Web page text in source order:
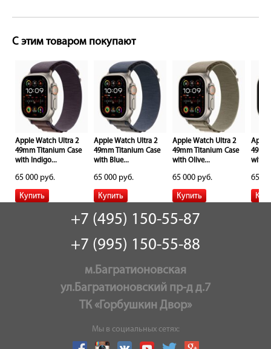
С этим товаром покупают
Apple Watch Ultra 2
49mm Titanium Case
with Indigo...
65 000 руб.
Apple Watch Ultra 2
49mm Titanium Case
with Blue...
65 000 руб.
Apple Watch Ultra 2
49mm Titanium Case
with Olive...
65 000 руб.
Apple
with...
65
+7 (495) 150-55-87
+7 (995) 150-55-88
м.Багратионовская
ул.Багратионовский пр-д д.7
ТК «Горбушкин Двор»
Мы в социальных сетях: